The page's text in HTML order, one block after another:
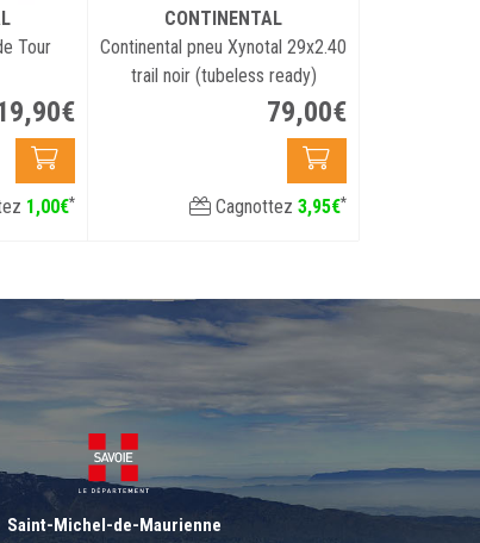
Tour
,90€
1,00€*
CONTINENTAL
Continental pneu Xynotal 29x2.40
trail noir (tubeless ready)
79,00€
Cagnottez 3,95€*
Saint-Michel-de-Maurienne